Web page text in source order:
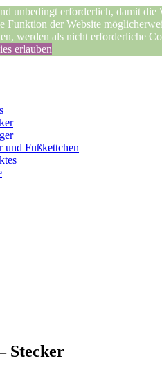
unbedingt erforderlich, damit
der Website
werden als nicht erforderliche
erlauben
und Fußkettchen
Stecker